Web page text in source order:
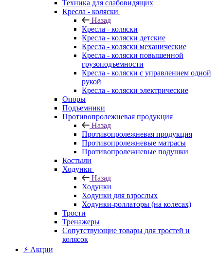
Техника для слабовидящих
Кресла - коляски
Назад
Кресла - коляски
Кресла - коляски детские
Кресла - коляски механические
Кресла - коляски повышенной
грузоподъемности
Кресла - коляски с управлением одной
рукой
Кресла - коляски электрические
Опоры
Подъемники
Противопролежневая продукция
Назад
Противопролежневая продукция
Противопролежневые матрасы
Противопролежневые подушки
Костыли
Ходунки
Назад
Ходунки
Ходунки для взрослых
Ходунки-роллаторы (на колесах)
Трости
Тренажеры
Сопутствующие товары для тростей и
колясок
⚡ Акции